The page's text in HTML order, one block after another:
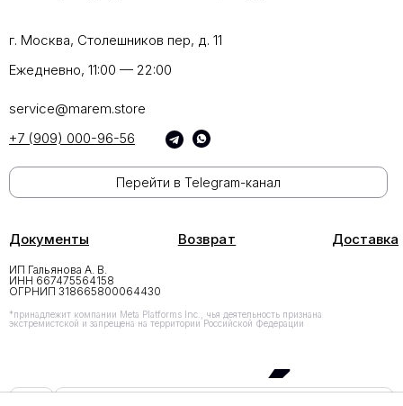
+7 (909) 000-96-56
service@marem.store
*принадлежит компании Meta Platforms Inc., чья деятельность признана
экстремистской и запрещена на территории Российской Федерации
ИП Гальянова А. В.
ИНН 667475564158
ОГРНИП 318665800064430
Возврат
Документы Доставка
Ежедневно, 11:00 — 22:00
г. Москва, Столешников пер, д. 11
Перейти в Telegram-канал